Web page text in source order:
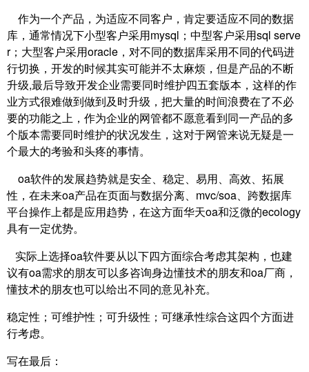
作为一个产品，为适应不同客户，肯定要适应不同的数据
库，通常情况下小型客户采用mysql；中型客户采用sql serve
r；大型客户采用oracle，对不同的数据库采用不同的代码进
行切换，开发的时候其实可能并不太麻烦，但是产品的不断
升级,最后导致开发企业需要同时维护四五套版本，这样的作
业方式很难做到做到及时升级，把大量的时间浪费在了不必
要的功能之上，作为企业的网管都不愿意看到同一产品的多
个版本需要同时维护的状况发生，这对于网管来说无疑是一
个最大的考验和头疼的事情。
oa软件的发展趋势就是安全、稳定、易用、高效、拓展
性，在未来oa产品在页面与数据分离、mvc/soa、跨数据库
平台操作上都是应用趋势，在这方面华天oa和泛微的ecology
具有一定优势。
实际上选择oa软件要从以下四方面综合考虑其架构，也建
议有oa需求的朋友可以多咨询身边懂技术的朋友和oa厂商，
懂技术的朋友也可以给出不同的意见补充。
稳定性；可维护性；可升级性；可继承性综合这四个方面进
行考虑。
写在最后：